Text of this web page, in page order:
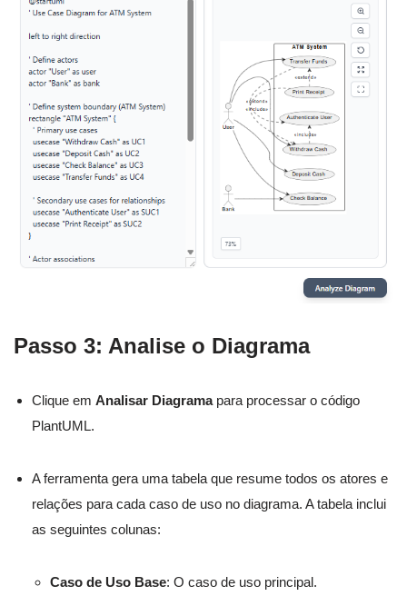
Passo 3: Analise o Diagrama
Clique em Analisar Diagramapara processar o código
PlantUML.
A ferramenta gera uma tabela que resume todos os atores e
relações para cada caso de uso no diagrama. A tabela inclui
as seguintes colunas:
Caso de Uso Base: O caso de uso principal.